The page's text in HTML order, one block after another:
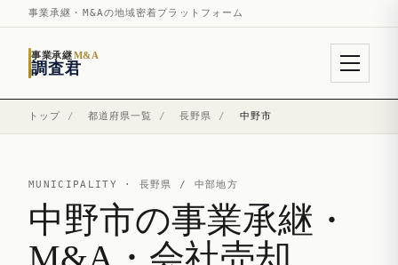
事業承継・M&Aの地域密着プラットフォーム
事業承継M&A
調査君
トップ / 都道府県一覧 / 長野県 / 中野市
MUNICIPALITY · 長野県 / 中部地方
中野市の事業承継・